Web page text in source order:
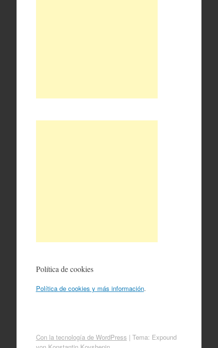
Política de cookies
Política de cookies y más información.
Con la tecnología de WordPress | Tema: Expound